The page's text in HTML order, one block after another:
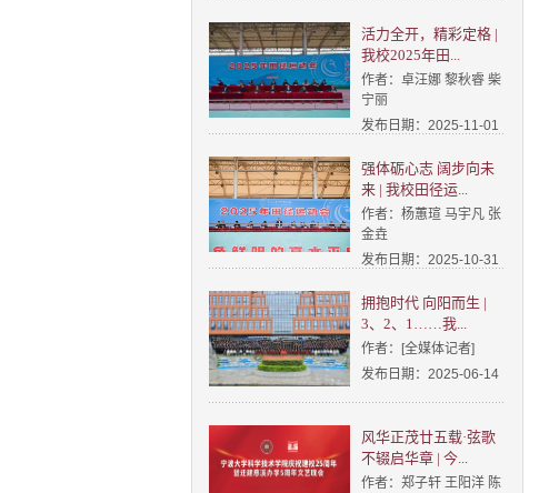
活力全开，精彩定格 |
我校2025年田...
作者：卓汪娜 黎秋睿 柴
宁丽
发布日期：2025-11-01
强体砺心志 阔步向未
来 | 我校田径运...
作者：杨蕙瑄 马宇凡 张
金垚
发布日期：2025-10-31
拥抱时代 向阳而生 |
3、2、1……我...
作者：[全媒体记者]
发布日期：2025-06-14
风华正茂廿五载·弦歌
不辍启华章 | 今...
作者：郑子轩 王阳洋 陈